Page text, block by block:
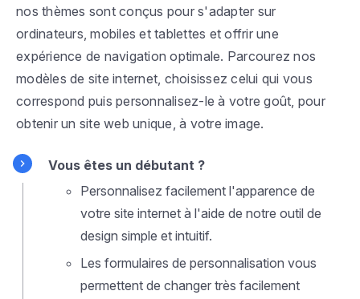
nos thèmes sont conçus pour s'adapter sur
ordinateurs, mobiles et tablettes et offrir une
expérience de navigation optimale. Parcourez nos
modèles de site internet, choisissez celui qui vous
correspond puis personnalisez-le à votre goût, pour
obtenir un site web unique, à votre image.
Vous êtes un débutant ?
Personnalisez facilement l'apparence de
votre site internet à l'aide de notre outil de
design simple et intuitif.
Les formulaires de personnalisation vous
permettent de changer très facilement